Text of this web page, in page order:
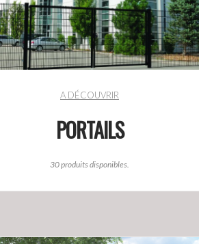
A DÉCOUVRIR
PORTAILS
30 produits disponibles.